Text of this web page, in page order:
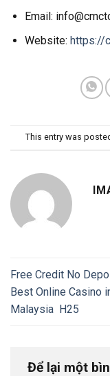
Email:
Website: https://
This entry was
Free Credit No
Best Online Casino
Malaysia H25
Để lại một